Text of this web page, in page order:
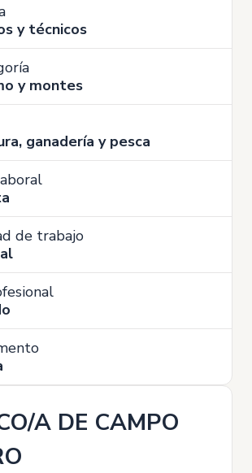
y técnicos
y montes
ganadería y pesca
de trabajo
A DE CAMPO